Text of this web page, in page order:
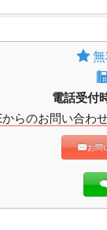
電話受付
からのお問い合わ
お問